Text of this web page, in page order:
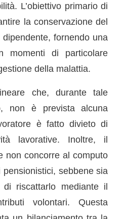
L’obiettivo primario di
la conservazione del
fornendo una
momenti di particolare
della malattia.
che, durante tale
non è prevista alcuna
è fatto divieto di
lavorative. Inoltre, il
non concorre al computo
pensionistici, sebbene sia
riscattarlo mediante il
volontari. Questa